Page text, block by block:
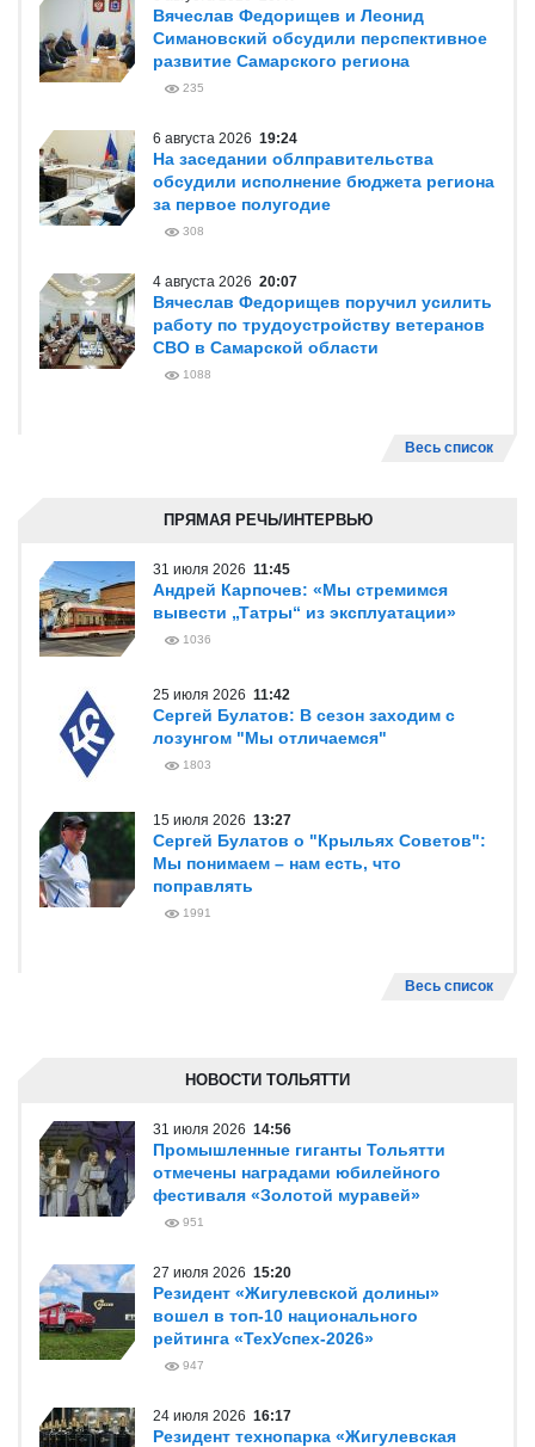
Вячеслав Федорищев и Леонид
Симановский обсудили перспективное
развитие Самарского региона
235
6 августа 2026 19:24
На заседании облправительства
обсудили исполнение бюджета региона
за первое полугодие
308
4 августа 2026 20:07
Вячеслав Федорищев поручил усилить
работу по трудоустройству ветеранов
СВО в Самарской области
1088
Весь список
ПРЯМАЯ РЕЧЬ/ИНТЕРВЬЮ
31 июля 2026 11:45
Андрей Карпочев: «Мы стремимся
вывести „Татры“ из эксплуатации»
1036
25 июля 2026 11:42
Сергей Булатов: В сезон заходим с
лозунгом "Мы отличаемся"
1803
15 июля 2026 13:27
Сергей Булатов о "Крыльях Советов":
Мы понимаем – нам есть, что
поправлять
1991
Весь список
НОВОСТИ ТОЛЬЯТТИ
31 июля 2026 14:56
Промышленные гиганты Тольятти
отмечены наградами юбилейного
фестиваля «Золотой муравей»
951
27 июля 2026 15:20
Резидент «Жигулевской долины»
вошел в топ-10 национального
рейтинга «ТехУспех-2026»
947
24 июля 2026 16:17
Резидент технопарка «Жигулевская